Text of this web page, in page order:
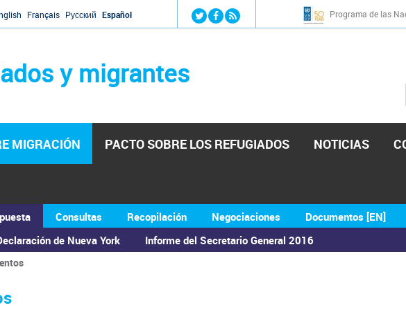
Jump to navigation
Français Русский Español Programa de las
y migrantes
MIGRACIÓN
de Nueva York Informe del Secretario General 2016
Consultas Recopilación Negociaciones Documentos [EN]
PACTO SOBRE LOS REFUGIADOS NOTICIAS